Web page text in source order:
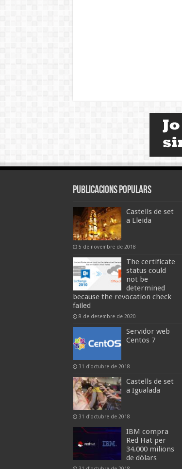
Publicacions populars
Castells de set
a Lleida
5 de novembre de 2018
The certificate
status could
not be
determined
because the revocation check
failed
8 de desembre de 2020
Servidor web
Centos 7
31 d'octubre de 2018
Castells de set
a Igualada
31 d'octubre de 2018
IBM compra
Red Hat per
34.000 milions
de dòlars